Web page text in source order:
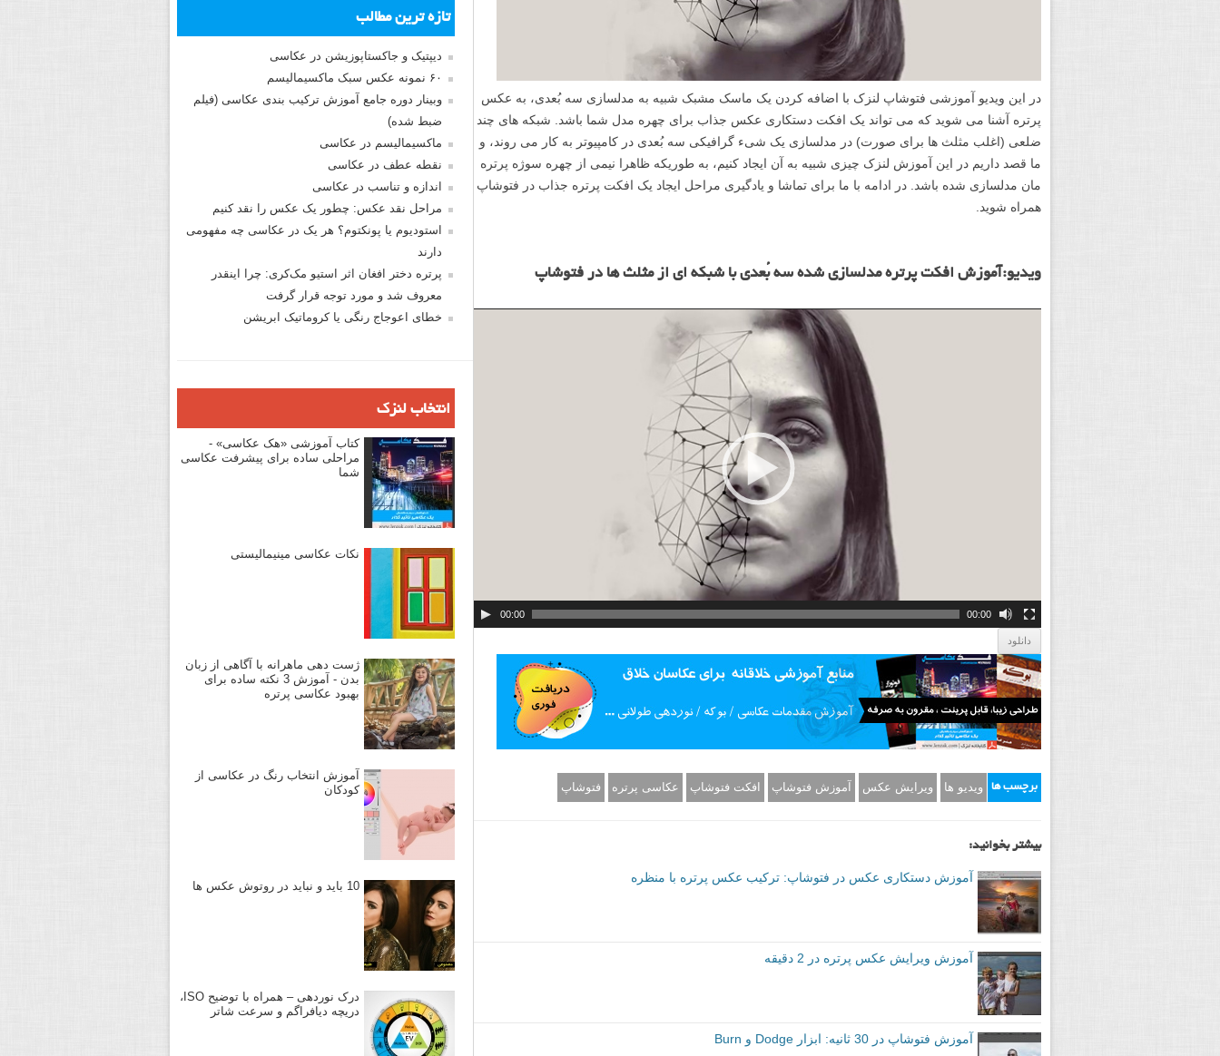
در این ویدیو آموزشی فتوشاپ لنزک با اضافه کردن یک ماسک مشبک شبیه به مدلسازی سه بُعدی، به عکس
پرتره آشنا می شوید که می تواند یک افکت دستکاری عکس جذاب برای چهره مدل شما باشد. شبکه های چند
ضلعی (اغلب مثلث ها برای صورت) در مدلسازی یک شیء گرافیکی سه بُعدی در کامپیوتر به کار می روند، و
ما قصد داریم در این آموزش لنزک چیزی شبیه به آن ایجاد کنیم، به طوریکه ظاهرا نیمی از چهره سوژه پرتره
مان مدلسازی شده باشد. در ادامه با ما برای تماشا و یادگیری مراحل ایجاد یک افکت پرتره جذاب در فتوشاپ
همراه شوید.
ویدیو:آموزش افکت پرتره مدلسازی شده سه بُعدی با شبکه ای از مثلث ها در فتوشاپ
00:00 00:00
دانلود
برچسب ها ویدیو ها ویرایش عکس آموزش فتوشاپ افکت فتوشاپ عکاسی پرتره فتوشاپ
بیشتر بخوانید:
آموزش دستکاری عکس در فتوشاپ: ترکیب عکس پرتره با منظره
آموزش ویرایش عکس پرتره در 2 دقیقه
آموزش فتوشاپ در 30 ثانیه: ابزار Dodge و Burn
تازه ترین مطالب
دیپتیک و جاکستا‌پوزیشن در عکاسی
۶۰ نمونه عکس سبک ماکسیمالیسم
وبینار دوره جامع آموزش ترکیب بندی عکاسی (فیلم
ضبط شده)
ماکسیمالیسم در عکاسی
نقطه عطف در عکاسی
اندازه و تناسب در عکاسی
مراحل نقد عکس: چطور یک عکس را نقد کنیم
استودیوم یا پونکتوم؟ هر یک در عکاسی چه مفهومی
دارند
پرتره دختر افغان اثر استیو مک‌کری: چرا اینقدر
معروف شد و مورد توجه قرار گرفت
خطای اعوجاج رنگی یا کروماتیک ابریشن
انتخاب لنزک
کتاب آموزشی «هک عکاسی» -
مراحلی ساده برای پیشرفت عکاسی
شما
نکات عکاسی مینیمالیستی
ژست دهی ماهرانه با آگاهی از زبان
بدن - آموزش 3 نکته ساده برای
بهبود عکاسی پرتره
آموزش انتخاب رنگ در عکاسی از
کودکان
10 باید و نباید در روتوش عکس ها
درک نوردهی – همراه با توضیح ISO،
دریچه دیافراگم و سرعت شاتر